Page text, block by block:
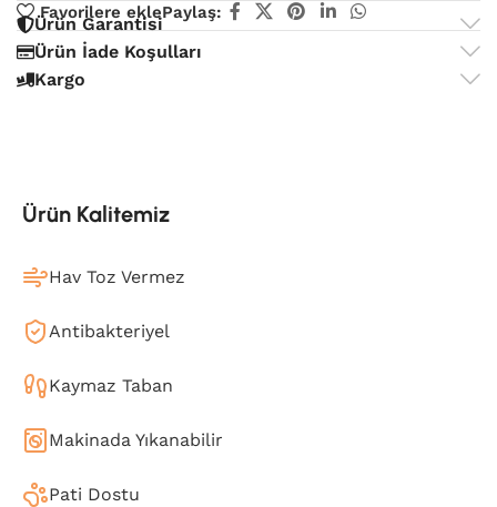
Favorilere eklePaylaş:
Ürün Garantisi
Ürün İade Koşulları
Kargo
Ürün Kalitemiz
Hav Toz Vermez
Antibakteriyel
Kaymaz Taban
Makinada Yıkanabilir
Pati Dostu